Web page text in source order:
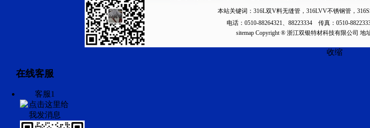
本站关键词： 316L双V料无缝管 ， 316LVV不锈钢管 ，
电话：0510-88264321、88223334 传真：0510-
sitemapCopyright ® 浙江双银特材科技有限公司 地
收缩
在线客服
客服1